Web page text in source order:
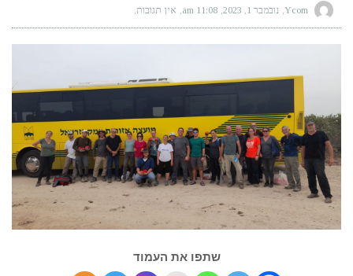
Ycom נובמבר 1, 2023 11:08 am אין תגובות
שתפו את העמוד